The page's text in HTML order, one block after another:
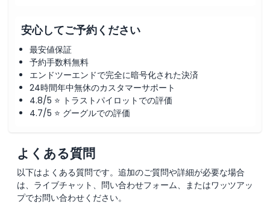
安心してご予約ください
最安値保証
予約手数料無料
エンドツーエンドで完全に暗号化された決済
24時間年中無休のカスタマーサポート
4.8/5 ⭐ トラストパイロットでの評価
4.7/5 ⭐ グーグルでの評価
よくある質問
以下はよくある質問です。追加のご質問や詳細が必要な場合
は、ライブチャット、問い合わせフォーム、またはワッツアッ
プでお問い合わせください。